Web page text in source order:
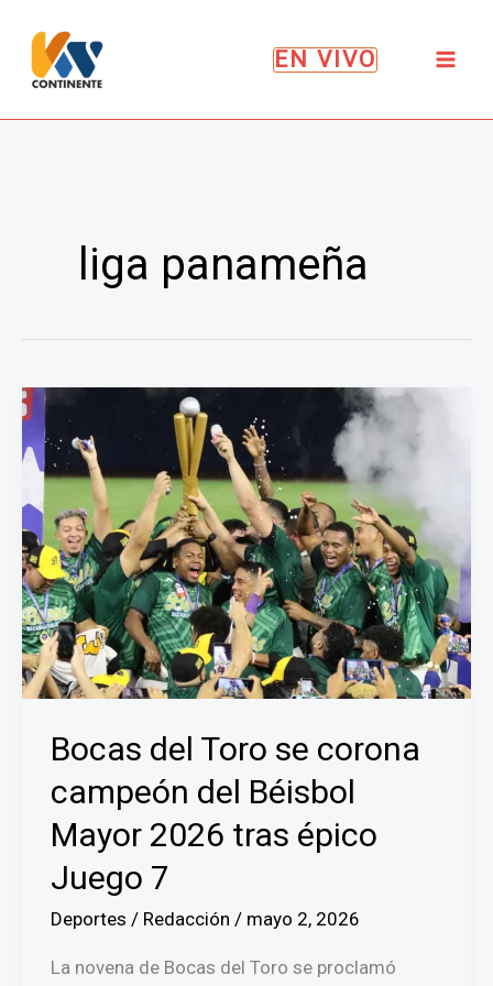
contenido
EN VIVO
liga panameña
Bocas del Toro se corona
campeón del Béisbol
Mayor 2026 tras épico
Juego 7
Deportes / Redacción / mayo 2, 2026
La novena de Bocas del Toro se proclamó